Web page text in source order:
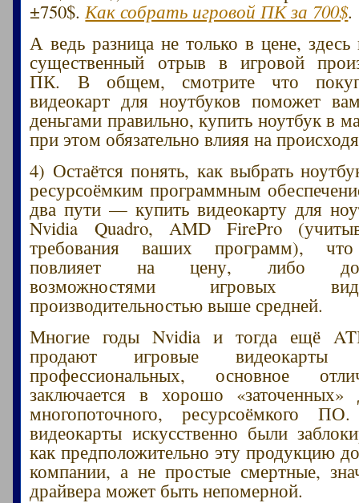
±750$. Как собрать игровой ПК за 700$.
А ведь разница не только в цене, здесь
существенный отрыв в игровой
ПК. В общем, смотрите что
видеокарт для ноутбуков поможет
деньгами правильно, купить ноутбук в
при этом обязательно влияя на
4) Остаётся понять, как выбрать
ресурсоёмким программным
два пути — купить видеокарту для
Nvidia Quadro, AMD FirePro
требования ваших программ), что
повлияет на цену, либо
возможностями игровых
производительностью выше средней.
Многие годы Nvidia и тогда ещё
продают игровые
профессиональных, основное
заключается в хорошо «заточенных»
многопоточного, ресурсоёмкого
видеокарты искусственно были
как предположительно эту продукцию
компании, а не простые смертные,
драйвера может быть непомерной.